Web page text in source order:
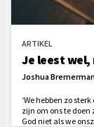
ARTIKEL
Je leest
Joshua
‘We hebben zo
zijn om ons te doen
God niet als we